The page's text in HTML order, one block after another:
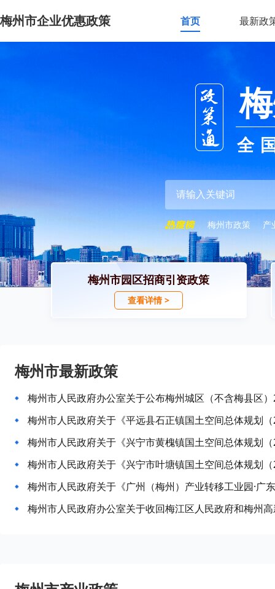
梅州市企业优惠政策 首页 最新政
全
梅州市政策 产
梅州市园区招商引资政策
查看详情 >
梅州市最新政策
梅州市人民政府关于《平远县石正镇国土空间总体规划
梅州市人民政府关于《兴宁市黄槐镇国土空间总体规划
梅州市人民政府关于《兴宁市叶塘镇国土空间总体规划